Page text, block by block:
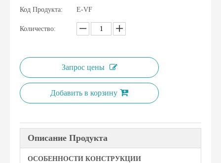
Код Продукта:
E-VF
Количество:
Запрос цены
Добавить в корзину
Описание Продукта
ОСОБЕННОСТИ КОНСТРУКЦИИ